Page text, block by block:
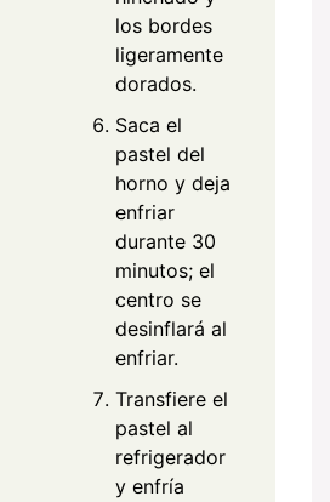
los bordes
ligeramente
dorados.
Saca el
pastel del
horno y deja
enfriar
durante 30
minutos; el
centro se
desinflará al
enfriar.
Transfiere el
pastel al
refrigerador
y enfría